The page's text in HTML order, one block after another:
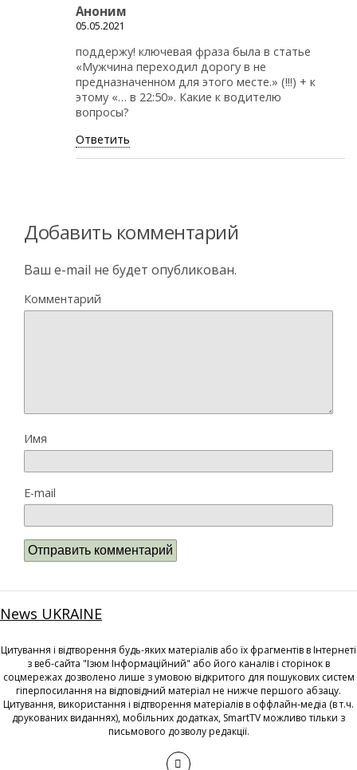
Аноним
05.05.2021
поддержу! ключевая фраза была в статье
«Мужчина переходил дорогу в не
предназначенном для этого месте.» (!!!) + к
этому «… в 22:50». Какие к водителю
вопросы?
Ответить
Добавить комментарий
Ваш e-mail не будет опубликован.
Комментарий
Имя
E-mail
News UKRAINE
Цитування і відтворення будь-яких матеріалів або їх фрагментів в Інтернеті
з веб-сайта "Ізюм Інформаційний" або його каналів і сторінок в
соцмережах дозволено лише з умовою відкритого для пошукових систем
гіперпосилання на відповідний матеріал не нижче першого абзацу.
Цитування, використання і відтворення матеріалів в оффлайн-медіа (в т.ч.
друкованих виданнях), мобільних додатках, SmartTV можливо тільки з
письмового дозволу редакції.